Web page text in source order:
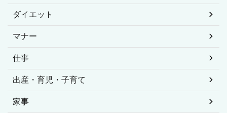
ダイエット
マナー
仕事
出産・育児・子育て
家事